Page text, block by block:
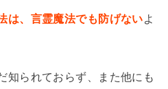
は、言霊魔法でも防げないよ
知られておらず、また他にも